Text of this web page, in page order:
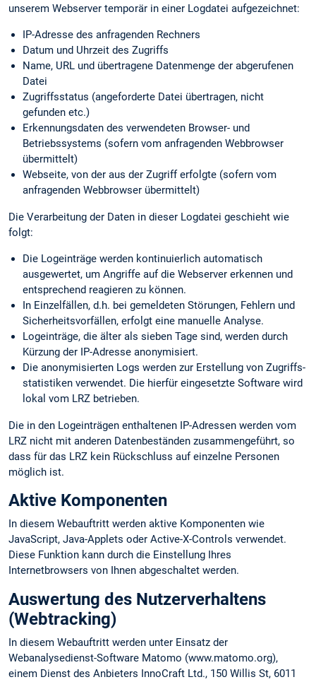
unserem Webserver temporär in einer Logdatei aufgezeichnet:
IP-Adresse des anfragenden Rechners
Datum und Uhrzeit des Zugriffs
Name, URL und übertragene Datenmenge der abgerufenen
Datei
Zugriffsstatus (angeforderte Datei übertragen, nicht
gefunden etc.)
Erkennungs­daten des verwendeten Browser- und
Betriebssystems (sofern vom anfragenden Webbrowser
übermittelt)
Webseite, von der aus der Zugriff erfolgte (sofern vom
anfragenden Webbrowser übermittelt)
Die Verarbeitung der Daten in dieser Logdatei geschieht wie
folgt:
Die Logeinträge werden kontinuierlich automatisch
ausgewertet, um Angriffe auf die Webserver erkennen und
entsprechend reagieren zu können.
In Einzelfällen, d.h. bei gemeldeten Störungen, Fehlern und
Sicherheits­vorfällen, erfolgt eine manuelle Analyse.
Logeinträge, die älter als sieben Tage sind, werden durch
Kürzung der IP-Adresse anonymisiert.
Die anonymisierten Logs werden zur Erstellung von Zugriffs­
statistiken verwendet. Die hierfür eingesetzte Software wird
lokal vom LRZ betrieben.
Die in den Logeinträgen enthaltenen IP-Adressen werden vom
LRZ nicht mit anderen Datenbeständen zusammengeführt, so
dass für das LRZ kein Rückschluss auf einzelne Personen
möglich ist.
Aktive Komponenten
In diesem Webauftritt werden aktive Komponenten wie
JavaScript, Java-Applets oder Active-X-Controls verwendet.
Diese Funktion kann durch die Einstellung Ihres
Internetbrowsers von Ihnen abgeschaltet werden.
Auswertung des Nutzerverhaltens
(Webtracking)
In diesem Webauftritt werden unter Einsatz der
Webanalysedienst-Software Matomo (www.matomo.org),
einem Dienst des Anbieters InnoCraft Ltd., 150 Willis St, 6011